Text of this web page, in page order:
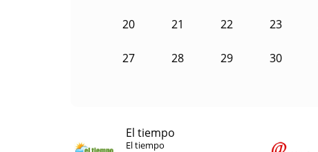
20 21 22 23
27 28 29 30
El tiempo
El tiempo